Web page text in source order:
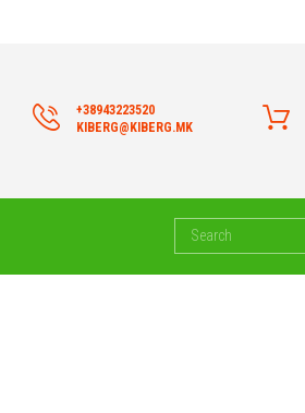
+38943223520
KIBERG@KIBERG.MK